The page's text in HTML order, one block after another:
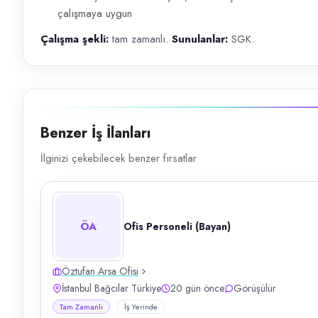
çalışmaya uygun
Çalışma şekli:tam zamanlı. Sunulanlar: SGK.
Benzer İş İlanları
İlginizi çekebilecek benzer fırsatlar
ÖA Ofis Personeli (Bayan)
Öztufan Arsa Ofisi
İstanbul Bağcılar Türkiye
20 gün önce Görüşülür
Tam Zamanlı İş Yerinde